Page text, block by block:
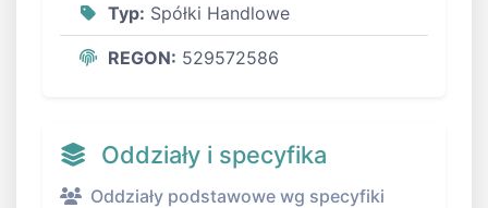
Typ: Spółki Handlowe
REGON: 529572586
Oddziały i specyfika
Oddziały podstawowe wg specyfiki